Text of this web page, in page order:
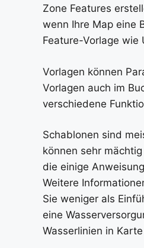
Zone Features
wenn Ihre Map eine
Feature-Vorlage wie
Vorlagen können
Vorlagen auch im
verschiedene
Schablonen sind
können sehr
die einige
Weitere
Sie weniger als
eine
Wasserlinien in